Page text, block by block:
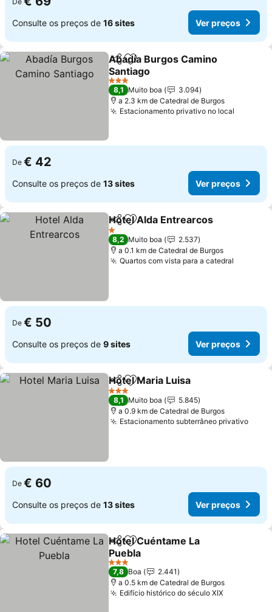
Consulte os preços de 16 sites Ver preços
PartilharAdicionar aos favoritos
Abadía Burgos Camino
Santiago
Ver preços
3 Estrelas
8,1 Muito boa
3.094
a 2.3 km de Catedral de Burgos
Estacionamento privativo no local
De € 42
Consulte os preços de 13 sites Ver preços
PartilharAdicionar aos favoritos
Hotel Alda Entrearcos
1 Estrelas
8,2 Muito boa
2.537
a 0.1 km de Catedral de Burgos
Quartos com vista para a catedral
De € 50
Consulte os preços de 9 sites Ver preços
PartilharAdicionar aos favoritos
Hotel Maria Luisa
3 Estrelas
8,1 Muito boa
5.845
a 0.9 km de Catedral de Burgos
Estacionamento subterrâneo privativoVer
De € 60
Consulte os preços de 13 sites Ver preços
PartilharAdicionar aos favoritos
Hotel Cuéntame La
Puebla
Ver preços
3 Estrelas
7,8 Boa
2.441
a 0.5 km de Catedral de Burgos
Edifício histórico do século XIXVer